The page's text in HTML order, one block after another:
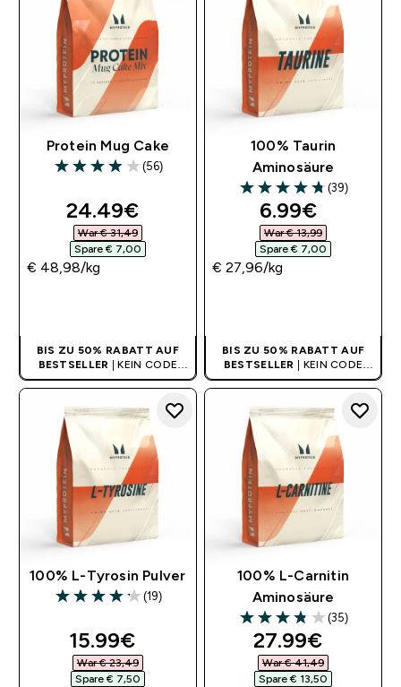
Protein Mug Cake
3.96 out of 5 stars
(56)
discounted price
24.49€‎
War € 31,49‎
Spare € 7,00‎
€ 48,98‎/kg
BIS ZU 50% RABATT AUF
BESTSELLER
| KEIN CODE
BENÖTIGT
100% Taurin
Aminosäure
4.74 out of 5 stars
(39)
discounted
6.99€‎
War € 13,99‎
Spare € 7,00‎
€ 27,96‎/kg
BIS ZU 50% RABATT AUF
BESTSELLER
| KEIN CODE
BENÖTIGT
100% L-Tyrosin Pulver
4.16 out of 5 stars
(19)
discounted price
15.99€‎
War € 23,49‎
Spare € 7,50‎
100% L-Carnitin
Aminosäure
3.83 out of 5 stars
(35)
discounted
27.99€‎
War € 41,49‎
Spare € 13,50‎